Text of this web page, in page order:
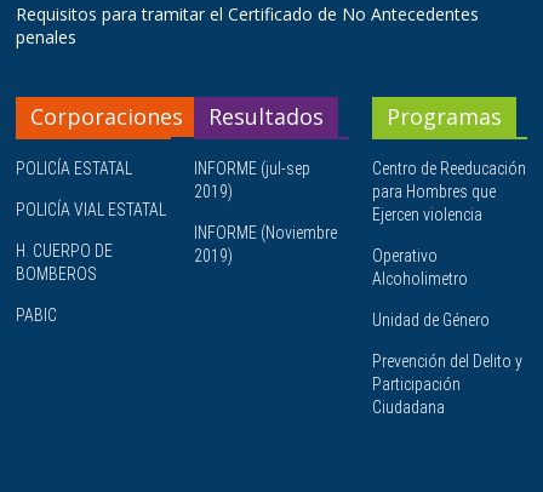
Requisitos para tramitar el Certificado de No Antecedentes
penales
Corporaciones
POLICÍA ESTATAL
POLICÍA VIAL ESTATAL
H. CUERPO DE
BOMBEROS
PABIC
Resultados
INFORME (jul-sep
2019)
INFORME (Noviembre
2019)
Programas
Centro de Reeducación
para Hombres que
Ejercen violencia
Operativo
Alcoholimetro
Unidad de Género
Prevención del Delito y
Participación
Ciudadana